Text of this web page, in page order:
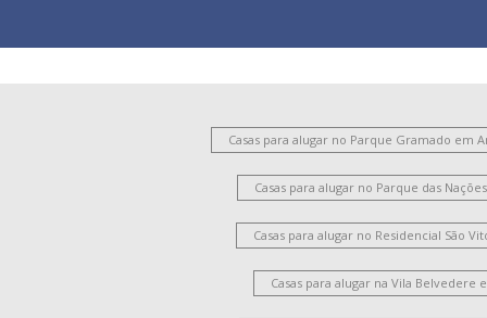
Casas para alugar no Parque Gramado em
Casas para alugar no Parque das
Casas para alugar no Residencial São
Casas para alugar na Vila Belvedere